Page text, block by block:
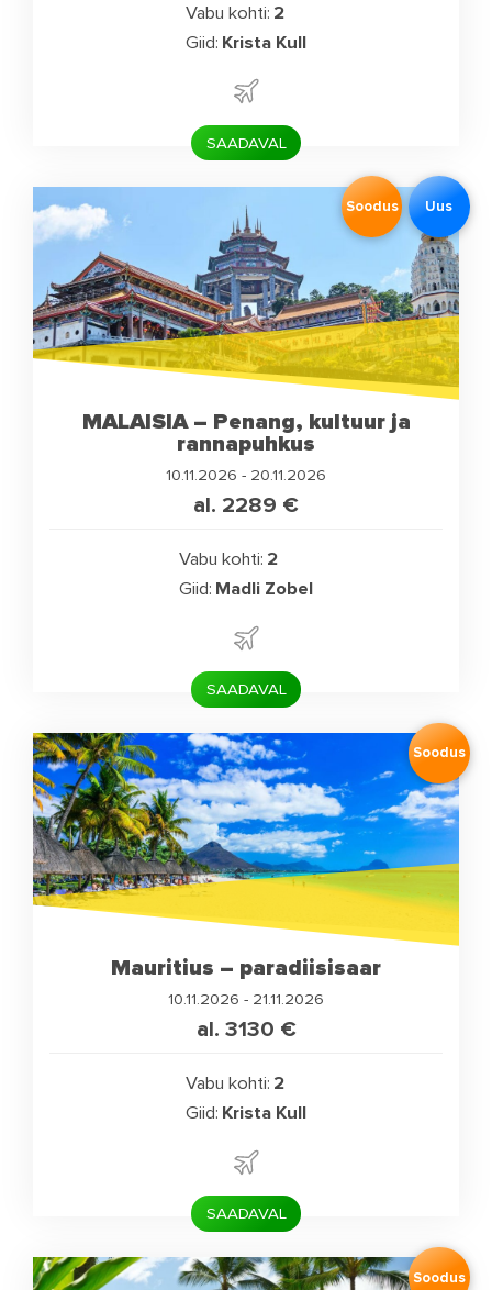
Vabu kohti: 2
Giid: Krista Kull
SAADAVAL
Soodus Uus
MALAISIA – Penang, kultuur ja
rannapuhkus
10.11.2026 - 20.11.2026
al. 2289 €
Vabu kohti: 2
Giid: Madli Zobel
SAADAVAL
Soodus
Mauritius – paradiisisaar
10.11.2026 - 21.11.2026
al. 3130 €
Vabu kohti: 2
Giid: Krista Kull
SAADAVAL
Soodus